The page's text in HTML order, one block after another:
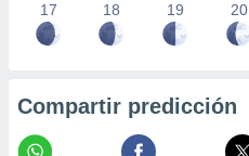
17 18 19 20
Compartir predicción